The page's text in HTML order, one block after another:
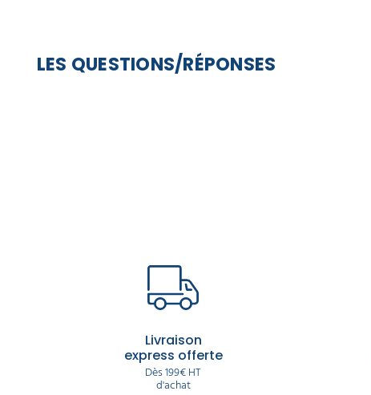
LES QUESTIONS/RÉPONSES
Livraison
express offerte
Dès 199€ HT
d'achat